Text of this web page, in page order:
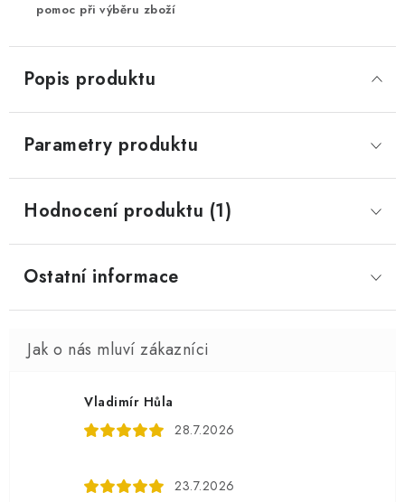
pomoc při výběru zboží
Popis produktu
Parametry produktu
Hodnocení produktu (1)
Ostatní informace
Vladimír Hůla
28.7.2026
23.7.2026